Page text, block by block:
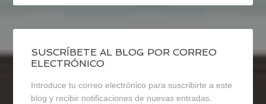
SUSCRÍBETE AL BLOG POR CORREO
ELECTRÓNICO
Introduce tu correo electrónico para suscribirte a este
blog y recibir notificaciones de nuevas entradas.